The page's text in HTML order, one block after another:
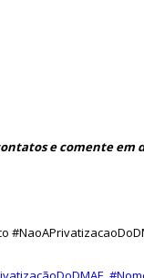
e comente em